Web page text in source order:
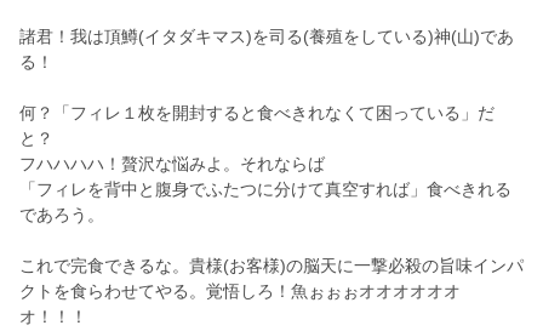
諸君！我は頂鱒(イタダキマス)を司る(養殖をしている)神(山)であ
る！
何？「フィレ１枚を開封すると食べきれなくて困っている」だ
と？
フハハハハ！贅沢な悩みよ。それならば
「フィレを背中と腹身でふたつに分けて真空すれば」食べきれる
であろう。
これで完食できるな。貴様(お客様)の脳天に一撃必殺の旨味インパ
クトを食らわせてやる。覚悟しろ！魚ぉぉぉオオオオオオ
オ！！！